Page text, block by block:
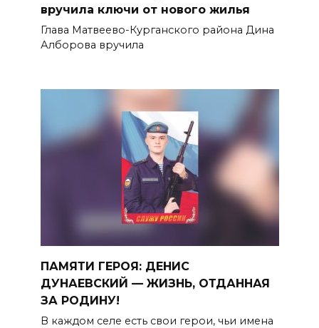
вручила ключи от нового жилья
Глава Матвеево-Курганского района Дина
Алборова вручила
ПАМЯТИ ГЕРОЯ: ДЕНИС
ДУНАЕВСКИЙ — ЖИЗНЬ, ОТДАННАЯ
ЗА РОДИНУ!
В каждом селе есть свои герои, чьи имена